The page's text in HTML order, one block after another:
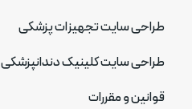
طراحی سایت تجهیزات پزشکی
طراحی سایت کلینیک دندانپزشکی
قوانین و مقررات